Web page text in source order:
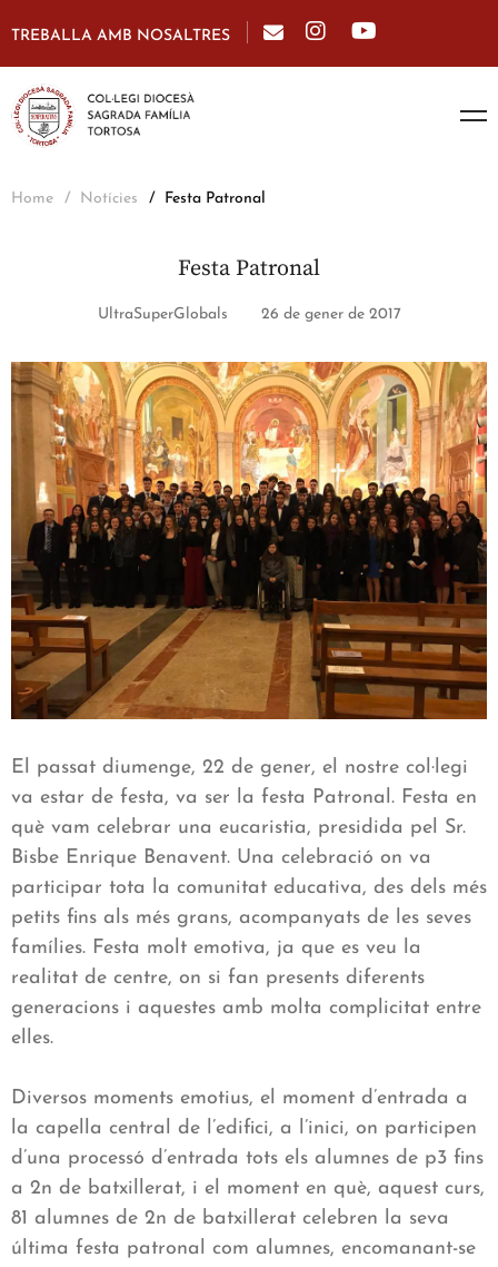
TREBALLA AMB NOSALTRES
Home Notícies Festa Patronal
Festa Patronal
UltraSuperGlobals 26 de gener de 2017
El passat diumenge, 22 de gener, el nostre col·legi
va estar de festa, va ser la festa Patronal. Festa en
què vam celebrar una eucaristia, presidida pel Sr.
Bisbe Enrique Benavent. Una celebració on va
participar tota la comunitat educativa, des dels més
petits fins als més grans, acompanyats de les seves
famílies. Festa molt emotiva, ja que es veu la
realitat de centre, on si fan presents diferents
generacions i aquestes amb molta complicitat entre
elles.
Diversos moments emotius, el moment d’entrada a
la capella central de l’edifici, a l’inici, on participen
d’una processó d’entrada tots els alumnes de p3 fins
a 2n de batxillerat, i el moment en què, aquest curs,
81 alumnes de 2n de batxillerat celebren la seva
última festa patronal com alumnes, encomanant-se